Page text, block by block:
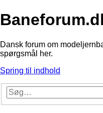
Dansk forum om
spørgsmål her.
Spring til indhold